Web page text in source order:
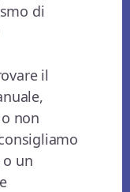
di
il
non
un